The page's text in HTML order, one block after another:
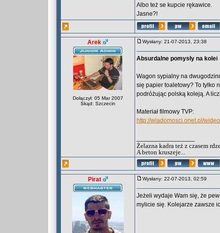
Albo też se kupcie rękawice.
Jasne?!
Arek
Dołączył: 05 Mar 2007
Skąd: Szczecin
Wysłany: 21-07-2013, 23:38
Absurdalne pomysły na kolei
Wagon sypialny na
się papier toaletowy? To tylko
podróżując polską koleją. A
Materiał filmowy TVP:
http://wiadomosci.onet.pl/
Żelazna kadra też z czasem
A beton kruszeje...
Pirat Wysłany: 22-07-2013, 02:59
Jeżeli wydaje Wam się, że
mylicie się. Kolejarze zawsze